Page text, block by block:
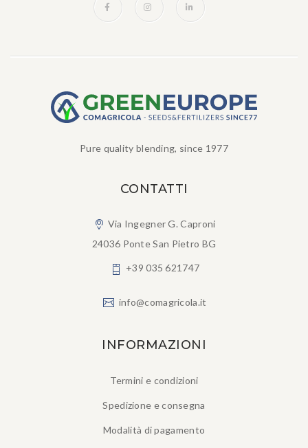
Pure quality blending, since 1977
CONTATTI
Via Ingegner G. Caproni
24036 Ponte San Pietro BG
+39 035 621747
info@comagricola.it
INFORMAZIONI
Termini e condizioni
Spedizione e consegna
Modalità di pagamento